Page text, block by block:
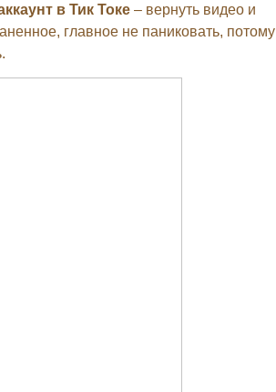
в Тик Токе – вернуть видео и
главное не паниковать, потому